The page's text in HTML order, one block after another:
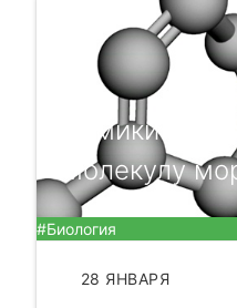
Химики
молекулу
#Биология
28 ЯНВАРЯ